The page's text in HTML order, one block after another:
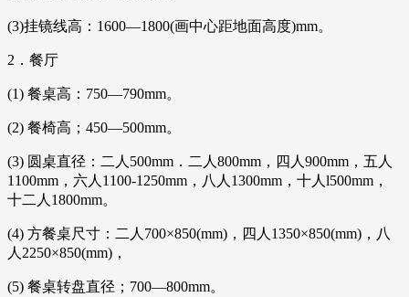
(3)挂镜线高：1600—1800(画中心距地面高度)mm。
2．餐厅
(1) 餐桌高：750—790mm。
(2) 餐椅高；450—500mm。
(3) 圆桌直径：二人500mm．二人800mm，四人900mm，五人
1100mm，六人1100-1250mm，八人1300mm，十人l500mm，
十二人1800mm。
(4) 方餐桌尺寸：二人700×850(mm)，四人1350×850(mm)，八
人2250×850(mm)，
(5) 餐桌转盘直径；700—800mm。